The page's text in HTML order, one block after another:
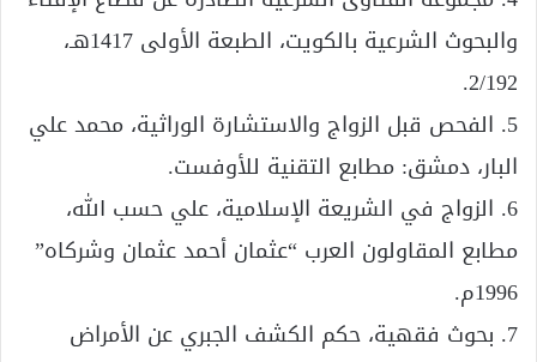
والبحوث الشرعية بالكويت، الطبعة الأولى 1417هـ،
2/192.
5. الفحص قبل الزواج والاستشارة الوراثية، محمد علي
البار، دمشق: مطابع التقنية للأوفست.
6. الزواج في الشريعة الإسلامية، علي حسب الله،
مطابع المقاولون العرب “عثمان أحمد عثمان وشركاه”
1996م.
7. بحوث فقهية، حكم الكشف الجبري عن الأمراض